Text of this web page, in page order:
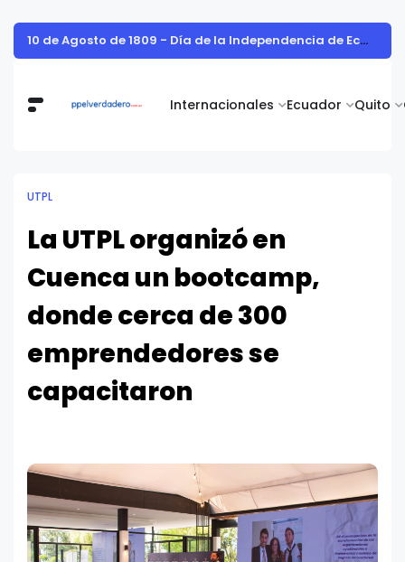
Internacionales Ecuador Quito
Vita Alimentos destaca el trabajo del campo como el primer paso hacia productos de excelencia.
UTPL
La UTPL organizó en
Cuenca un bootcamp,
donde cerca de 300
emprendedores se
capacitaron